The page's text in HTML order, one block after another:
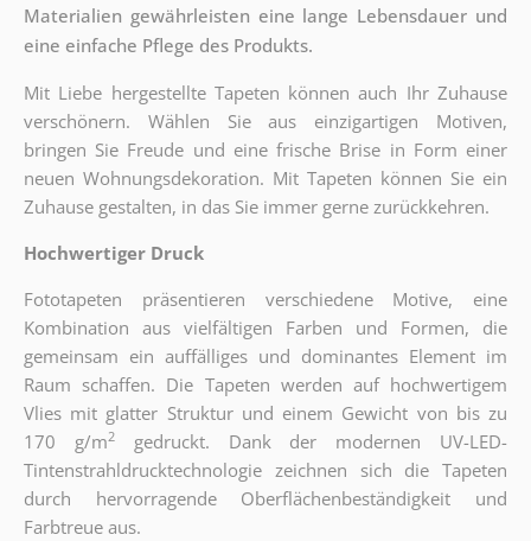
Materialien gewährleisten eine lange Lebensdauer und
eine einfache Pflege des Produkts.
Mit Liebe hergestellte Tapeten können auch Ihr Zuhause
verschönern. Wählen Sie aus einzigartigen Motiven,
bringen Sie Freude und eine frische Brise in Form einer
neuen Wohnungsdekoration. Mit Tapeten können Sie ein
Zuhause gestalten, in das Sie immer gerne zurückkehren.
Hochwertiger Druck
Fototapeten präsentieren verschiedene Motive, eine
Kombination aus vielfältigen Farben und Formen, die
gemeinsam ein auffälliges und dominantes Element im
Raum schaffen. Die Tapeten werden auf hochwertigem
Vlies mit glatter Struktur und einem Gewicht von bis zu
170 g/m2gedruckt. Dank der modernen UV-LED-
Tintenstrahldrucktechnologie zeichnen sich die Tapeten
durch hervorragende Oberflächenbeständigkeit und
Farbtreue aus.